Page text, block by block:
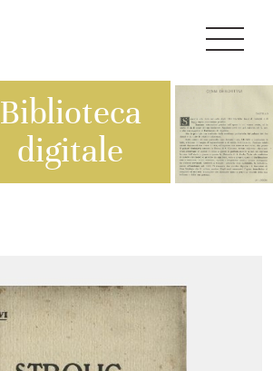
Biblioteca
digitale